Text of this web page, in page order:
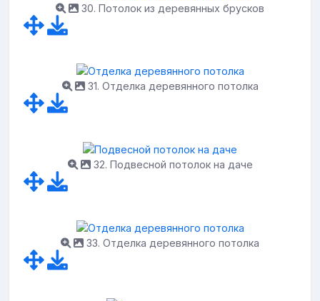
30. Потолок из деревянных брусков
31. Отделка деревянного потолка
32. Подвесной потолок на даче
33. Отделка деревянного потолка